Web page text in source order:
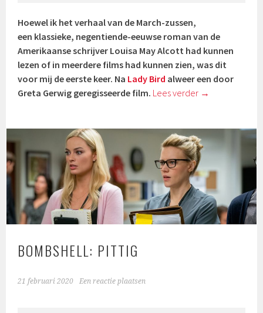
Hoewel ik het verhaal van de March-zussen,
een klassieke, negentiende-eeuwse roman van de
Amerikaanse schrijver Louisa May Alcott had kunnen
lezen of in meerdere films had kunnen zien, was dit
voor mij de eerste keer. Na Lady Bird alweer een door
Greta Gerwig geregisseerde film. Lees verder →
BOMBSHELL: PITTIG
21 februari 2020 Een reactie plaatsen